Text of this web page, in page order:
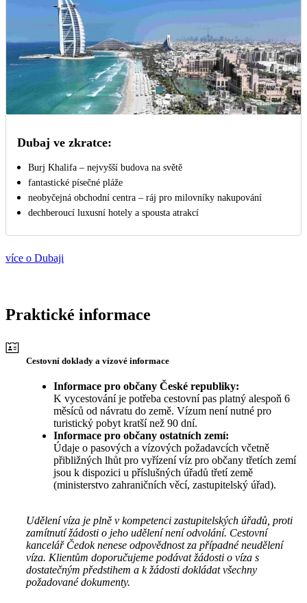
Dubaj ve zkratce:
Burj Khalifa – nejvyšší budova na světě
fantastické písečné pláže
neobyčejná obchodní centra – ráj pro milovníky nakupování
dechberoucí luxusní hotely a spousta atrakcí
více o Dubaji
Praktické informace
Cestovní doklady a vízové informace
Informace pro občany České republiky:
K vycestování je potřeba cestovní pas platný alespoň 6
měsíců od návratu do země. Vízum není nutné pro
turistický pobyt kratší než 90 dní.
Informace pro občany ostatních zemí:
Údaje o pasových a vízových požadavcích včetně
přibližných lhůt pro vyřízení víz pro občany třetích zemí
jsou k dispozici u příslušných úřadů třetí země
(ministerstvo zahraničních věcí, zastupitelský úřad).
Udělení víza je plně v kompetenci zastupitelských úřadů, proti
zamítnutí žádosti o jeho udělení není odvolání. Cestovní
kancelář Čedok nenese odpovědnost za případné neudělení
víza. Klientům doporučujeme podávat žádosti o víza s
dostatečným předstihem a k žádosti dokládat všechny
požadované dokumenty.